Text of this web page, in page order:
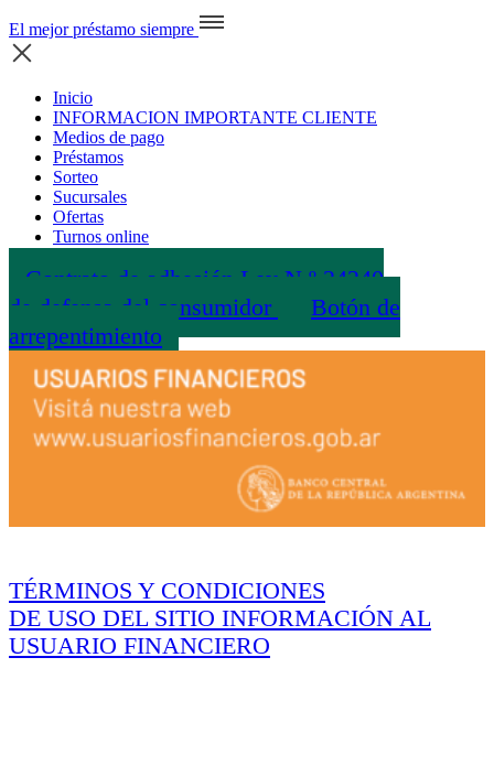
El mejor préstamo siempre
Inicio
INFORMACION IMPORTANTE CLIENTE
Medios de pago
Préstamos
Sorteo
Sucursales
Ofertas
Turnos online
Contrato de adhesión Ley N.º 24240
de defensa del consumidor
Botón de
arrepentimiento
TÉRMINOS Y CONDICIONES
DE USO DEL SITIO INFORMACIÓN AL
USUARIO FINANCIERO